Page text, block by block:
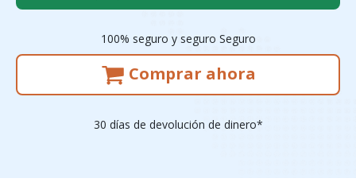
100% seguro y seguro Seguro
Comprar ahora
30 días de devolución de dinero*